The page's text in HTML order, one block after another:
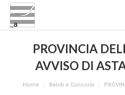
PROVINCIA
AVVISO DI
Home Bandi e Concorsi